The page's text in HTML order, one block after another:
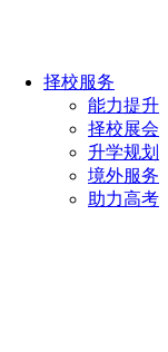
择校服务
能力提升
择校展会
升学规划
境外服务
助力高考